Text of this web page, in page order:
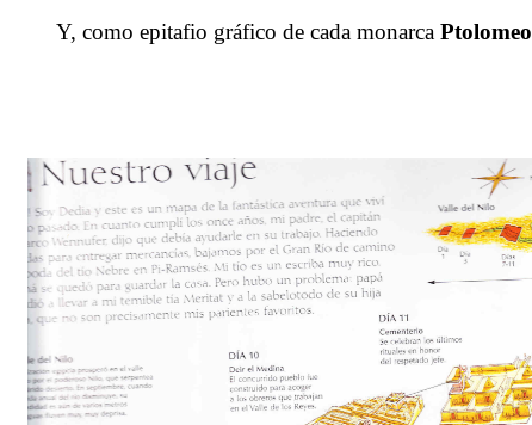
Y, como epitafio gráfico de cada monarca Ptolomeo